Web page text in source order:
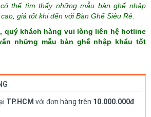
thể tìm thấy những mẫu bàn ghế nhập
giá tốt khi đến với Bàn Ghế Siêu Rẻ.
quý khách hàng vui lòng liên hệ hotline
những mẫu bàn ghế nhập khẩu tốt
TP.HCM với đơn hàng trên 10.000.000đ